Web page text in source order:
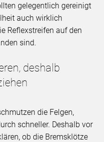
gelegentlich gereinigt
auch wirklich
Reflexstreifen auf den
sind.
deshalb
die Felgen,
schneller. Deshalb vor
ob die Bremsklötze